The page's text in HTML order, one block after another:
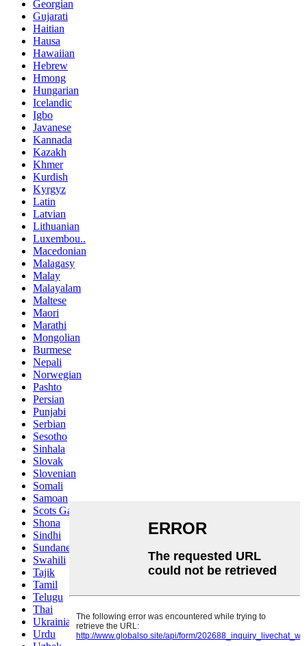
Georgian
Gujarati
Haitian
Hausa
Hawaiian
Hebrew
Hmong
Hungarian
Icelandic
Igbo
Javanese
Kannada
Kazakh
Khmer
Kurdish
Kyrgyz
Latin
Latvian
Lithuanian
Luxembou..
Macedonian
Malagasy
Malay
Malayalam
Maltese
Maori
Marathi
Mongolian
Burmese
Nepali
Norwegian
Pashto
Persian
Punjabi
Serbian
Sesotho
Sinhala
Slovak
Slovenian
Somali
Samoan
Scots Gaelic
Shona
Sindhi
Sundanese
Swahili
Tajik
Tamil
Telugu
Thai
Ukrainian
Urdu